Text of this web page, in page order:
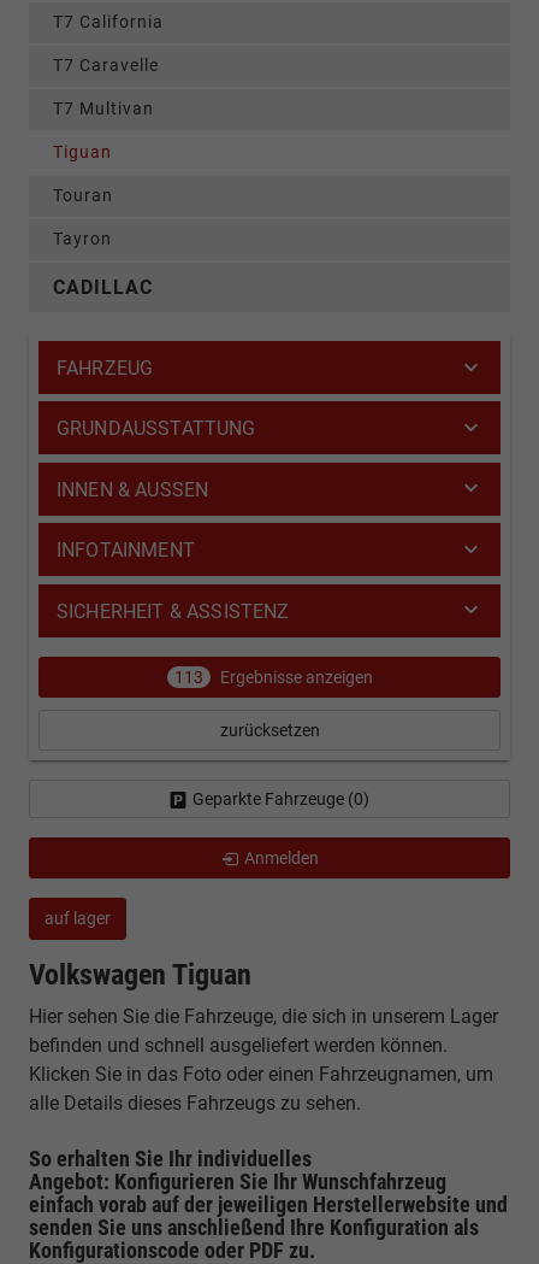
auf lager
Volkswagen Tiguan
Hier sehen Sie die Fahrzeuge, die sich in unserem Lager
befinden und schnell ausgeliefert werden können.
Klicken Sie in das Foto oder einen Fahrzeugnamen, um
alle Details dieses Fahrzeugs zu sehen.
So erhalten Sie Ihr individuelles
Angebot: Konfigurieren Sie Ihr Wunschfahrzeug
einfach vorab auf der jeweiligen Herstellerwebsite und
senden Sie uns anschließend Ihre Konfiguration als
Konfigurationscode oder PDF zu.
T7 California
T7 Caravelle
T7 Multivan
Tiguan
Touran
Tayron
CADILLAC
FAHRZEUG
GRUNDAUSSTATTUNG
INNEN & AUSSEN
INFOTAINMENT
SICHERHEIT & ASSISTENZ
113 Ergebnisse anzeigen
zurücksetzen
Geparkte Fahrzeuge (0)
Anmelden